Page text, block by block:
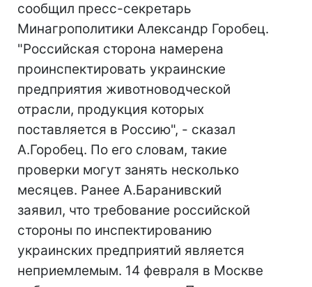
сообщил пресс-секретарь
Минагрополитики Александр Горобец.
"Российская сторона намерена
проинспектировать украинские
предприятия животноводческой
отрасли, продукция которых
поставляется в Россию", - сказал
А.Горобец. По его словам, такие
проверки могут занять несколько
месяцев. Ранее А.Баранивский
заявил, что требование российской
стороны по инспектированию
украинских предприятий является
неприемлемым. 14 февраля в Москве